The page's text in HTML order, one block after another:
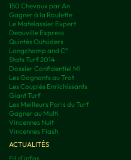
150 Chevaux par An
Gagner à la Roulette
Le Matelassier Expert
Deauville Express
Quintés Outsiders
Longchamp and C°
Stats Turf 2014
Dossier Confidentiel MI
Les Gagnants au Trot
Les Couplés Enrichissants
Giant Turf
Les Meilleurs Paris du Turf
Gagner au Multi
Vincennes Nuit
Vincennes Flash
ACTUALITÉS
Fil d'infos